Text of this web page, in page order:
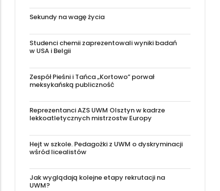
Sekundy na wagę życia
Studenci chemii zaprezentowali wyniki badań
w USA i Belgii
Zespół Pieśni i Tańca „Kortowo” porwał
meksykańską publiczność
Reprezentanci AZS UWM Olsztyn w kadrze
lekkoatletycznych mistrzostw Europy
Hejt w szkole. Pedagożki z UWM o dyskryminacji
wśród licealistów
Jak wyglądają kolejne etapy rekrutacji na
UWM?